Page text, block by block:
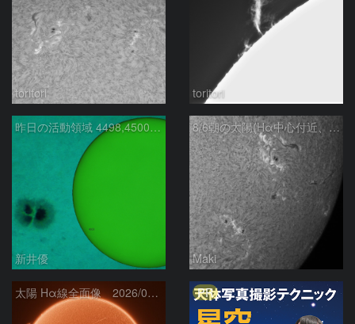
toritori toritori
昨日の活動領域 4498,4500：2026/08/05
新井優
8/6朝の太陽(Hα中心付近、4498、4502付近)
Maki
太陽 Hα線全面像 2026/08/06 PR